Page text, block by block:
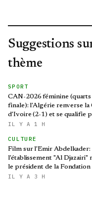
Suggestions
thème
SPORT
CAN-2026 féminine (quarts
finale): l'Algérie renverse la
d'Ivoire (2-1) et se qualifie
le Mondial brésilien
IL Y A 1 H
CULTURE
Film sur l'Emir Abdelkader:
l'établissement "Al Djazairi"
le président de la Fondation
Abdelkader
IL Y A 3 H